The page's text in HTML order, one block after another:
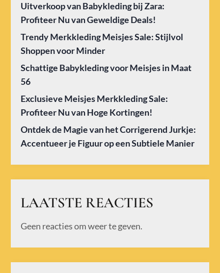
Uitverkoop van Babykleding bij Zara:
Profiteer Nu van Geweldige Deals!
Trendy Merkkleding Meisjes Sale: Stijlvol
Shoppen voor Minder
Schattige Babykleding voor Meisjes in Maat
56
Exclusieve Meisjes Merkkleding Sale:
Profiteer Nu van Hoge Kortingen!
Ontdek de Magie van het Corrigerend Jurkje:
Accentueer je Figuur op een Subtiele Manier
LAATSTE REACTIES
Geen reacties om weer te geven.